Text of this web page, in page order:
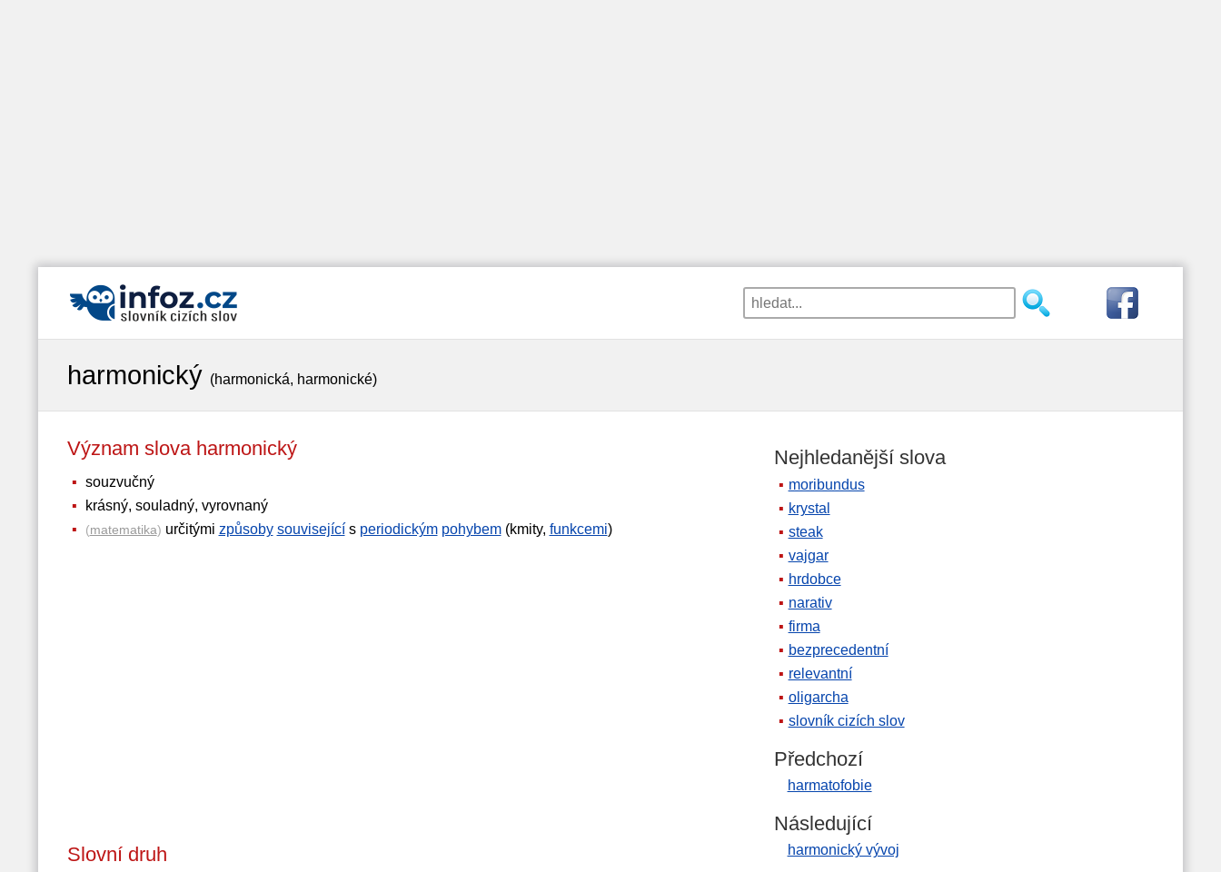
harmonický (harmonická, harmonické)
Význam slova harmonický
souzvučný
krásný, souladný, vyrovnaný
(matematika) určitými způsoby souvisejícís periodickým pohybem(kmity, funkcemi)
Slovní druh
Nejhledanější slova
moribundus
krystal
steak
vajgar
hrdobce
narativ
firma
bezprecedentní
relevantní
oligarcha
slovník cizích slov
Předchozí
harmatofobie
Následující
harmonický vývoj